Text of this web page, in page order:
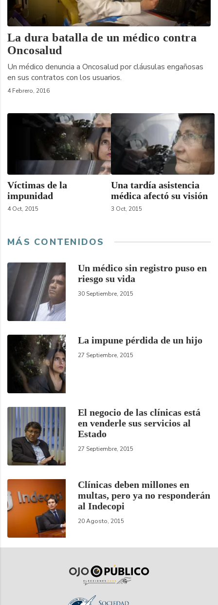
La dura batalla de un médico contra
Oncosalud
Un médico denuncia a Oncosalud por cláusulas engañosas
en sus contratos con los usuarios.
4 Febrero, 2016
Víctimas de la
impunidad
4 Oct, 2015
Una tardía asistencia
médica afectó su visión
3 Oct, 2015
MÁS CONTENIDOS
Un médico sin registro puso en
riesgo su vida
30 Septiembre, 2015
La impune pérdida de un hijo
27 Septiembre, 2015
El negocio de las clínicas está
en venderle sus servicios al
Estado
27 Septiembre, 2015
Clínicas deben millones en
multas, pero ya no responderán
al Indecopi
20 Agosto, 2015